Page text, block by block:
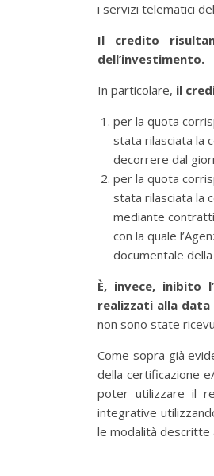
i servizi telematici
Il credito
dell’investimento.
In particolare, il
per la quota
stata rilasciata la
decorrere dal
per la quota
stata rilasciata la
mediante
con la quale
documentale
È, invece, inibito
realizzati alla data
non sono state
Come sopra già
della certificazione
poter utilizzare il
integrative
le modalità descritte